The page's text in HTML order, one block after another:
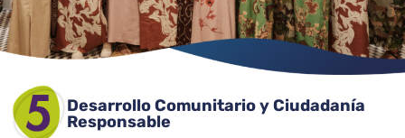
Desarrollo Comunitario y Ciudadanía
Responsable